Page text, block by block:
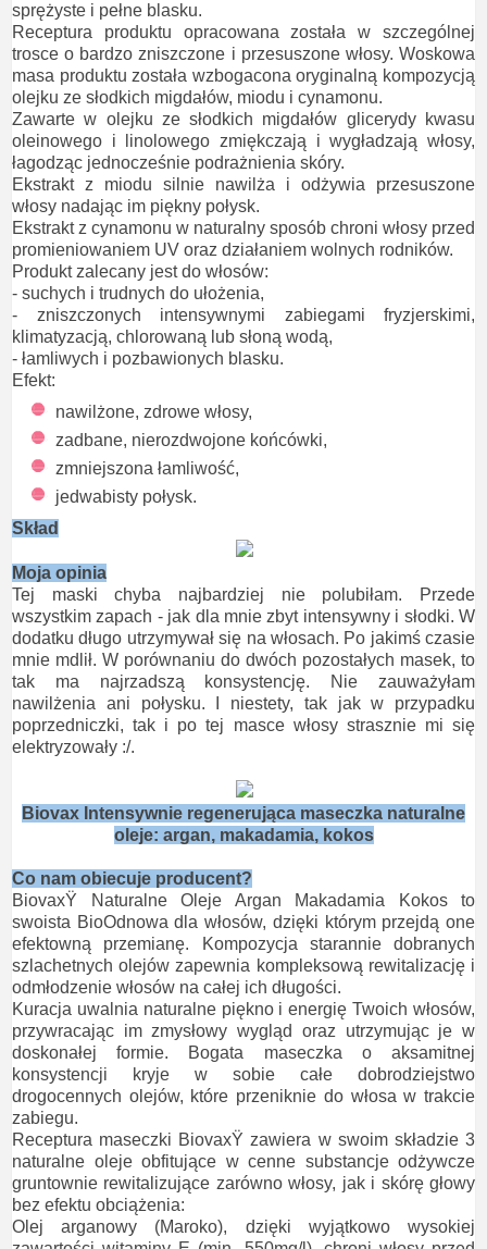
sprężyste i pełne blasku.
Receptura produktu opracowana została w szczególnej
trosce o bardzo zniszczone i przesuszone włosy. Woskowa
masa produktu została wzbogacona oryginalną kompozycją
olejku ze słodkich migdałów, miodu i cynamonu.
Zawarte w olejku ze słodkich migdałów glicerydy kwasu
oleinowego i linolowego zmiękczają i wygładzają włosy,
łagodząc jednocześnie podrażnienia skóry.
Ekstrakt z miodu silnie nawilża i odżywia przesuszone
włosy nadając im piękny połysk.
Ekstrakt z cynamonu w naturalny sposób chroni włosy przed
promieniowaniem UV oraz działaniem wolnych rodników.
Produkt zalecany jest do włosów:
- suchych i trudnych do ułożenia,
- zniszczonych intensywnymi zabiegami fryzjerskimi,
klimatyzacją, chlorowaną lub słoną wodą,
- łamliwych i pozbawionych blasku.
Efekt:
nawilżone, zdrowe włosy,
zadbane, nierozdwojone końcówki,
zmniejszona łamliwość,
jedwabisty połysk.
Skład
Moja opinia
Tej maski chyba najbardziej nie polubiłam. Przede
wszystkim zapach - jak dla mnie zbyt intensywny i słodki. W
dodatku długo utrzymywał się na włosach. Po jakimś czasie
mnie mdlił. W porównaniu do dwóch pozostałych masek, to
tak ma najrzadszą konsystencję. Nie zauważyłam
nawilżenia ani połysku. I niestety, tak jak w przypadku
poprzedniczki, tak i po tej masce włosy strasznie mi się
elektryzowały :/.
Biovax Intensywnie regenerująca maseczka naturalne
oleje: argan, makadamia, kokos
Co nam obiecuje producent?
BiovaxŸ Naturalne Oleje Argan Makadamia Kokos to
swoista BioOdnowa dla włosów, dzięki którym przejdą one
efektowną przemianę. Kompozycja starannie dobranych
szlachetnych olejów zapewnia kompleksową rewitalizację i
odmłodzenie włosów na całej ich długości.
Kuracja uwalnia naturalne piękno i energię Twoich włosów,
przywracając im zmysłowy wygląd oraz utrzymując je w
doskonałej formie. Bogata maseczka o aksamitnej
konsystencji kryje w sobie całe dobrodziejstwo
drogocennych olejów, które przeniknie do włosa w trakcie
zabiegu.
Receptura maseczki BiovaxŸ zawiera w swoim składzie 3
naturalne oleje obfitujące w cenne substancje odżywcze
gruntownie rewitalizujące zarówno włosy, jak i skórę głowy
bez efektu obciążenia:
Olej arganowy (Maroko), dzięki wyjątkowo wysokiej